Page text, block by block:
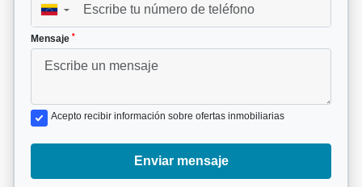
▼
Mensaje *
Acepto recibir información sobre ofertas inmobiliarias
Enviar mensaje